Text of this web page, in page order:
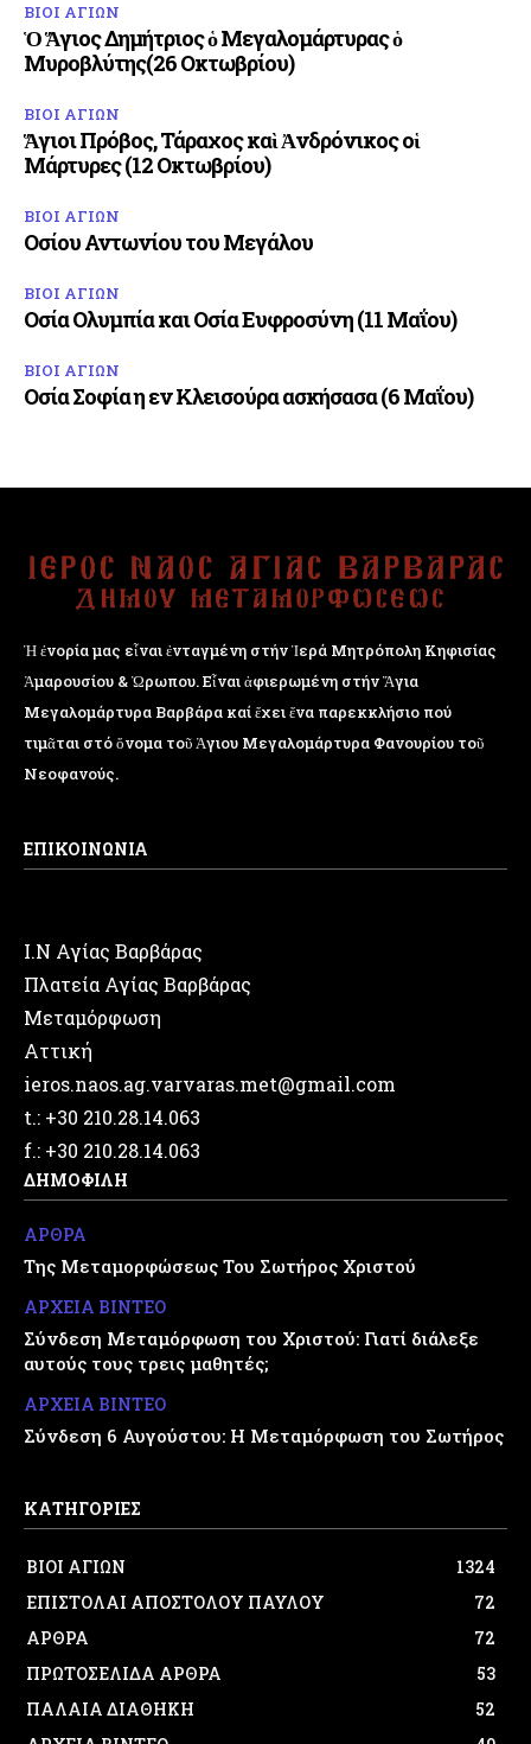
ΒΙΟΙ ΑΓΙΩΝ
Ὁ Ἅγιος Δημήτριος ὁ Μεγαλομάρτυρας ὁ
Μυροβλύτης(26 Οκτωβρίου)
ΒΙΟΙ ΑΓΙΩΝ
Ἅγιοι Πρόβος, Τάραχος καὶ Ἀνδρόνικος οἱ
Μάρτυρες (12 Οκτωβρίου)
ΒΙΟΙ ΑΓΙΩΝ
Οσίου Αντωνίου του Μεγάλου
ΒΙΟΙ ΑΓΙΩΝ
Οσία Ολυμπία και Οσία Ευφροσύνη (11 Μαΐου)
ΒΙΟΙ ΑΓΙΩΝ
Οσία Σοφία η εν Κλεισούρα ασκήσασα (6 Μαΐου)
Ἡ ἐνορία μας εἶναι ἐνταγμένη στήν Ἱερά Μητρόπολη Κηφισίας
Ἁμαρουσίου & Ὠρωπου. Εἶναι ἀφιερωμένη στήν Ἅγια
Μεγαλομάρτυρα Βαρβάρα καί ἔχει ἕνα παρεκκλήσιο πού
τιμᾶται στό ὄνομα τοῦ Ἁγιου Μεγαλομάρτυρα Φανουρίου τοῦ
Νεοφανούς.
ΕΠΙΚΟΙΝΩΝΙΑ
Ι.Ν Αγίας Βαρβάρας
Πλατεία Αγίας Βαρβάρας
Μεταμόρφωση
Αττική
ieros.naos.ag.varvaras.met@gmail.com
t.: +30 210.28.14.063
f.: +30 210.28.14.063
ΔΗΜΟΦΙΛΗ
ΑΡΘΡΑ
Της Μεταμορφώσεως Του Σωτήρος Χριστού
ΑΡΧΕΙΑ ΒΙΝΤΕΟ
Σύνδεση Μεταμόρφωση του Χριστού: Γιατί διάλεξε
αυτούς τους τρεις μαθητές;
ΑΡΧΕΙΑ ΒΙΝΤΕΟ
Σύνδεση 6 Αυγούστου: Η Μεταμόρφωση του Σωτήρος
ΚΑΤΗΓΟΡΙΕΣ
ΒΙΟΙ ΑΓΙΩΝ
1324
ΕΠΙΣΤΟΛΑΙ ΑΠΟΣΤΟΛΟΥ ΠΑΥΛΟΥ
72
ΑΡΘΡΑ
72
ΠΡΩΤΟΣΕΛΙΔΑ ΑΡΘΡΑ
53
ΠΑΛΑΙΑ ΔΙΑΘΗΚΗ
52